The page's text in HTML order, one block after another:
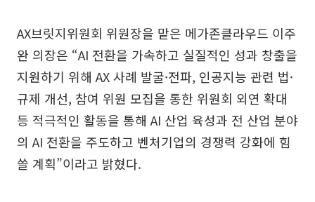
AX브릿지위원회 위원장을 맡은 메가존클라우드 이주
완 의장은 “AI 전환을 가속하고 실질적인 성과 창출을
지원하기 위해 AX 사례 발굴·전파, 인공지능 관련 법·
규제 개선, 참여 위원 모집을 통한 위원회 외연 확대
등 적극적인 활동을 통해 AI 산업 육성과 전 산업 분야
의 AI 전환을 주도하고 벤처기업의 경쟁력 강화에 힘
쓸 계획”이라고 밝혔다.